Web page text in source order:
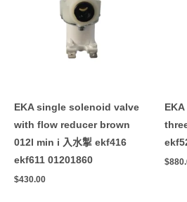
EKA single solenoid valve
with flow reducer brown
012l min i 入水掣 ekf416
ekf611 01201860
$430.00
$